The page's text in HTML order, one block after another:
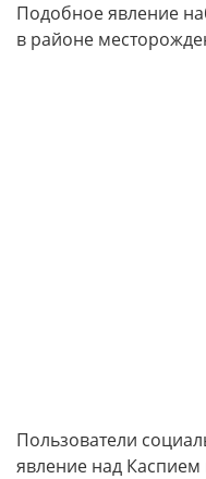
Подобное явление
в районе
Пользователи
явление над Каспием